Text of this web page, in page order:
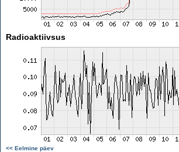
Radioaktiivsus
<< Eelmine päev